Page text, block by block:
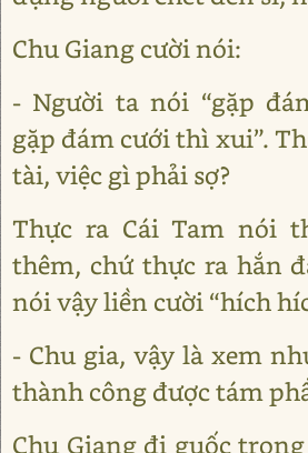
Chu Giang cười nói:
- Người ta nói “gặp
gặp đám cưới thì xui”.
tài, việc gì phải sợ?
Thực ra Cái Tam nói
thêm, chứ thực ra hắn
nói vậy liền cười “hích
- Chu gia, vậy là xem
thành công được tám
Chu Giang đi guốc